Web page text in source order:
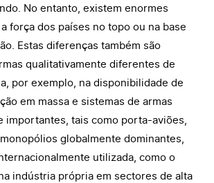
No entanto, existem enormes
força dos países no topo ou na base
Estas diferenças também são
qualitativamente diferentes de
por exemplo, na disponibilidade de
em massa e sistemas de armas
importantes, tais como porta-aviões,
globalmente dominantes,
utilizada, como o
indústria própria em sectores de alta